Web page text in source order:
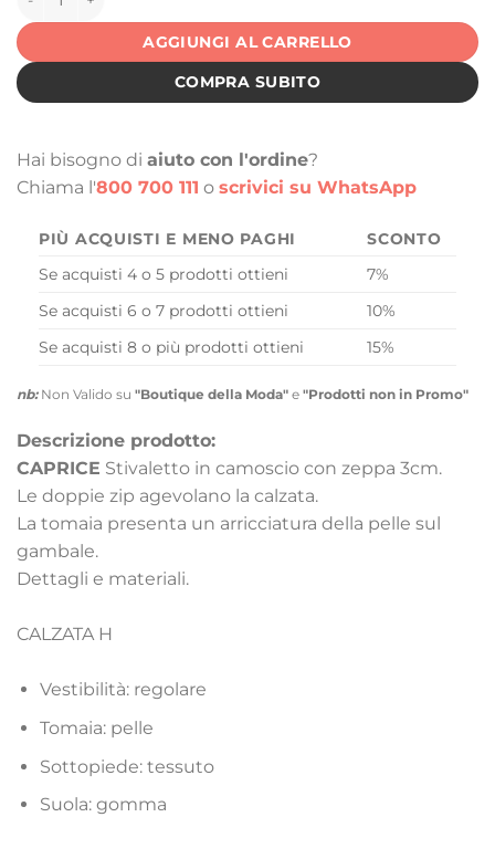
AGGIUNGI AL CARRELLO
COMPRA SUBITO
Hai bisogno di aiuto con l'ordine?
Chiama l'800 700 111 o scrivici su WhatsApp
PIÙ ACQUISTI E MENO PAGHI
SCONTO
Se acquisti 4 o 5 prodotti ottieni
7%
Se acquisti 6 o 7 prodotti ottieni
10%
Se acquisti 8 o più prodotti ottieni
15%
nb:Non Valido su "Boutique della Moda" e "Prodotti non in Promo"
Descrizione prodotto:
CAPRICE Stivaletto in camoscio con zeppa 3cm.
Le doppie zip agevolano la calzata.
La tomaia presenta un arricciatura della pelle sul
gambale.
Dettagli e materiali.
CALZATA H
Vestibilità: regolare
Tomaia: pelle
Sottopiede: tessuto
Suola: gomma